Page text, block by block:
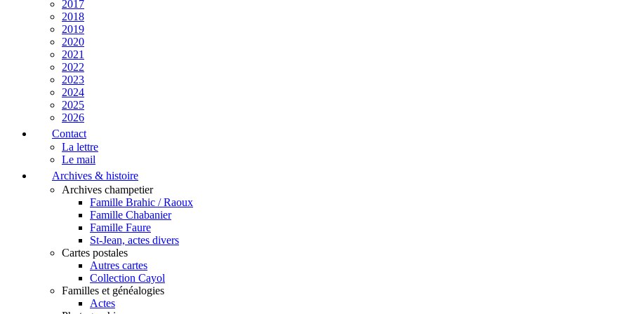
2017
2018
2019
2020
2021
2022
2023
2024
2025
2026
Contact
La lettre
Le mail
Archives & histoire
Archives champetier
Famille Brahic / Raoux
Famille Chabanier
Famille Faure
St-Jean, actes divers
Cartes postales
Autres cartes
Collection Cayol
Familles et généalogies
Actes